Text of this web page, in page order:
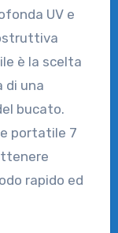
UV e
è la scelta
di una
bucato.
portatile 7
rapido ed